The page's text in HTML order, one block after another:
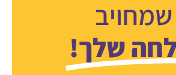
שמחויב
שלך!